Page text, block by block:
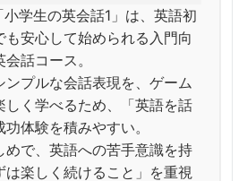
学生の英会話1」は、英語初
も安心して始められる入門向
話コース。
ンプルな会話表現を、ゲーム
しく学べるため、「英語を話
体験を積みやすい。
めで、英語への苦手意識を持
は楽しく続けること」を重視